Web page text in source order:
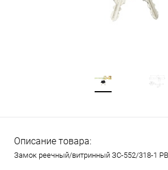
Описание товара:
Замок реечный/витринный ЗС-552/318-1